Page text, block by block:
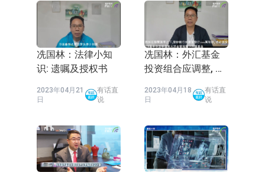
冼国林：法律小知
识: 遗嘱及授权书
2023年04月21
日
有话直
说
冼国林：外汇基金
投资组合应调整, 发
度监管
2023年04月18
日
有话直
说